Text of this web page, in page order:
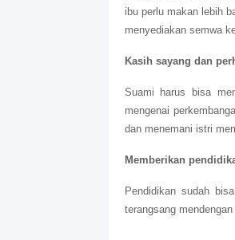
ibu perlu makan lebih
menyediakan semwa
Kasih sayang dan
Suami harus bisa
mengenai
dan menemani istri
Memberikan
Pendidikan sudah
terangsang